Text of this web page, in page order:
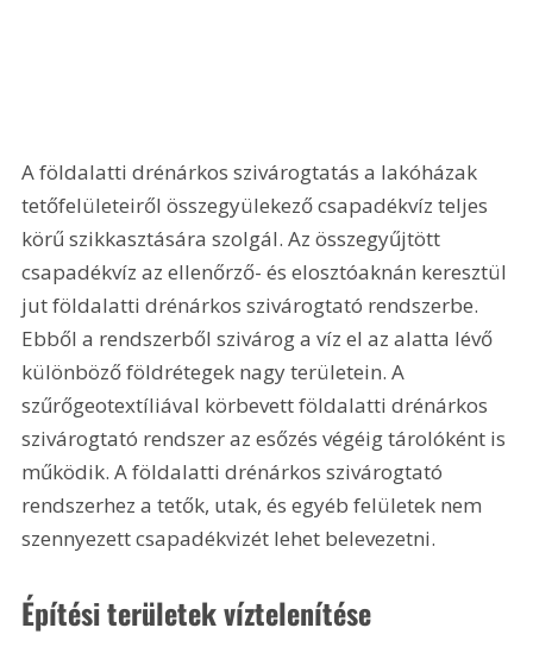
A földalatti drénárkos szivárogtatás a lakóházak
tetőfelületeiről összegyülekező csapadékvíz teljes
körű szikkasztására szolgál. Az összegyűjtött
csapadékvíz az ellenőrző- és elosztóaknán keresztül
jut földalatti drénárkos szivárogtató rendszerbe.
Ebből a rendszerből szivárog a víz el az alatta lévő
különböző földrétegek nagy területein. A
szűrőgeotextíliával körbevett földalatti drénárkos
szivárogtató rendszer az esőzés végéig tárolóként is
működik. A földalatti drénárkos szivárogtató
rendszerhez a tetők, utak, és egyéb felületek nem
szennyezett csapadékvizét lehet belevezetni.
Építési területek víztelenítése